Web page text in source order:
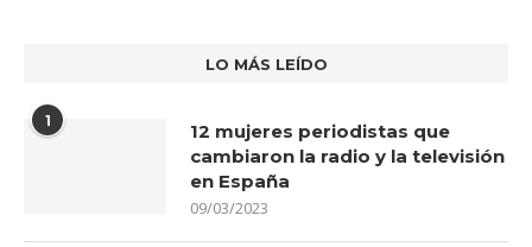
LO MÁS LEÍDO
1
12 mujeres periodistas que
cambiaron la radio y la televisión
en España
09/03/2023